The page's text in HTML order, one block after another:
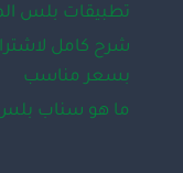
تطبيقات بلس
شرح كامل
بسعر مناسب
ما هو سناب بلس